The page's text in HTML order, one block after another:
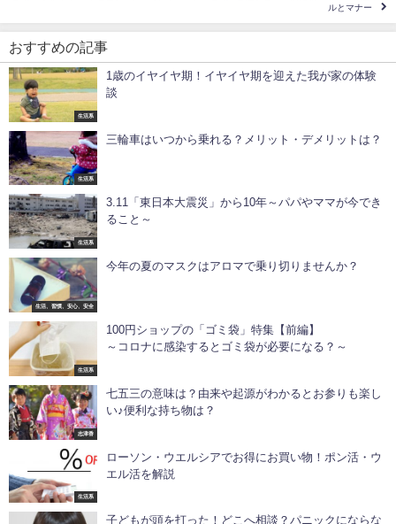
ルとマナー
おすすめの記事
生活系
1歳のイヤイヤ期！イヤイヤ期を迎えた我が家の体験
談
生活系
三輪車はいつから乗れる？メリット・デメリットは？
生活系
3.11「東日本大震災」から10年～パパやママが今でき
ること～
生活、習慣、安心、安全
今年の夏のマスクはアロマで乗り切りませんか？
生活系
100円ショップの「ゴミ袋」特集【前編】
～コロナに感染するとゴミ袋が必要になる？～
志津香
七五三の意味は？由来や起源がわかるとお参りも楽し
い♪便利な持ち物は？
生活系
ローソン・ウエルシアでお得にお買い物！ポン活・ウ
エル活を解説
子どもが頭を打った！どこへ相談？パニックにならな